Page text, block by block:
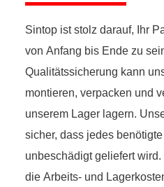
Sintop ist stolz darauf, Ihr
von Anfang bis Ende zu
Qualitätssicherung kann
montieren, verpacken und
unserem Lager lagern.
sicher, dass jedes
unbeschädigt geliefert
die Arbeits- und